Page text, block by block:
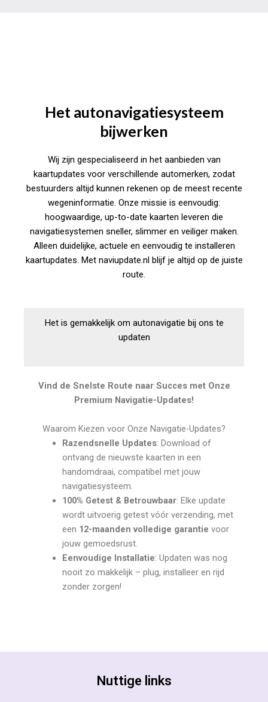
Het autonavigatiesysteem
bijwerken
Wij zijn gespecialiseerd in het aanbieden van
kaartupdates voor verschillende automerken, zodat
bestuurders altijd kunnen rekenen op de meest recente
wegeninformatie. Onze missie is eenvoudig:
hoogwaardige, up-to-date kaarten leveren die
navigatiesystemen sneller, slimmer en veiliger maken.
Alleen duidelijke, actuele en eenvoudig te installeren
kaartupdates. Met naviupdate.nl blijf je altijd op de juiste
route.
Het is gemakkelijk om autonavigatie bij ons te
updaten
Vind de Snelste Route naar Succes met Onze
Premium Navigatie-Updates!
Waarom Kiezen voor Onze Navigatie-Updates?
Razendsnelle Updates: Download of
ontvang de nieuwste kaarten in een
handomdraai, compatibel met jouw
navigatiesysteem.
100% Getest & Betrouwbaar: Elke update
wordt uitvoerig getest vóór verzending, met
een 12-maanden volledige garantie voor
jouw gemoedsrust.
Eenvoudige Installatie: Updaten was nog
nooit zo makkelijk – plug, installeer en rijd
zonder zorgen!
Nuttige links